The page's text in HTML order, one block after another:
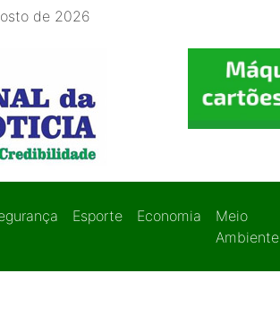
de 2026
Esporte Economia
Meio
Ambiente